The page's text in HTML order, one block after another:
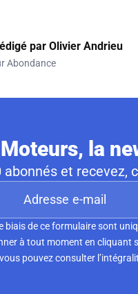
par Olivier Andrieu
Abondance
la
abonnés et
biais de ce formulaire sont
à tout moment en cliquant
pouvez consulter